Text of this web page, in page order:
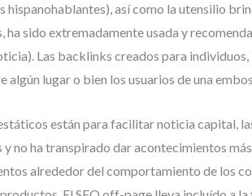
hispanohablantes), así­ como la utensilio
ha sido extremadamente usada y
Las backlinks creados para
algún lugar o bien los usuarios de una
están para facilitar noticia capital,
y no ha transpirado dar acontecimientos
alrededor del comportamiento de los